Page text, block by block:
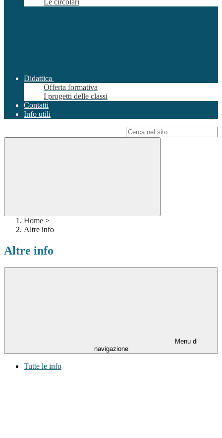
Le circolari
Didattica
Offerta formativa
I progetti delle classi
Contatti
Info utili
Home >
Altre info
Altre info
Menu di
navigazione
Tutte le info